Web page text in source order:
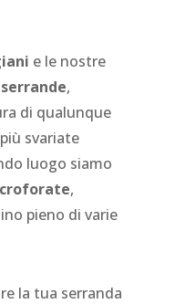
e le nostre
serrande,
di qualunque
svariate
luogo siamo
,
pieno di varie
la tua serranda